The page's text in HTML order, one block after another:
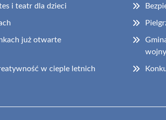
i teatr dla dzieci
już otwarte
w cieple letnich